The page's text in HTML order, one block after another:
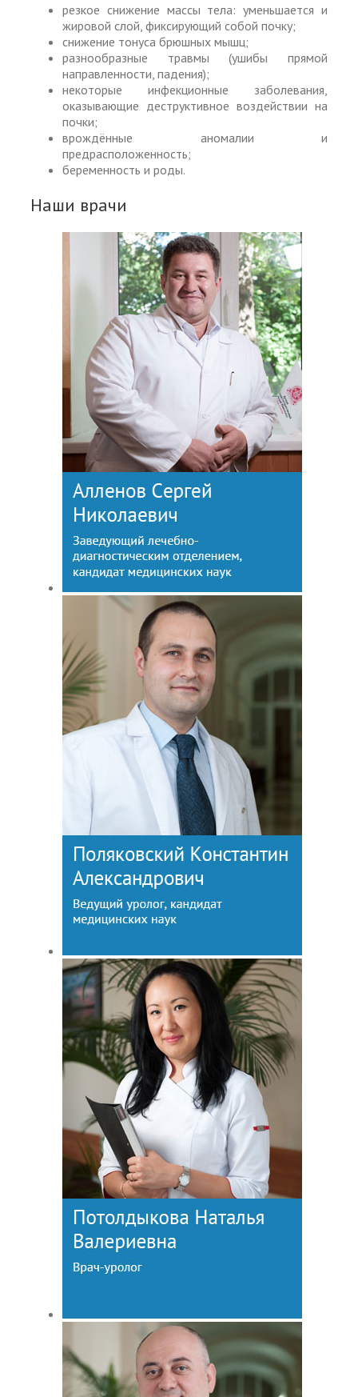
резкое снижение массы тела: уменьшается и
жировой слой, фиксирующий собой почку;
снижение тонуса брюшных мышц;
разнообразные травмы (ушибы прямой
направленности, падения);
некоторые инфекционные заболевания,
оказывающие деструктивное воздействии на
почки;
врождённые аномалии и
предрасположенность;
беременность и роды.
Наши врачи